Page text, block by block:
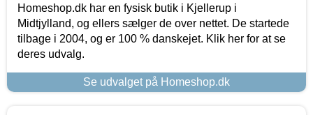
Homeshop.dk har en fysisk butik i Kjellerup i
Midtjylland, og ellers sælger de over nettet. De startede
tilbage i 2004, og er 100 % danskejet. Klik her for at se
deres udvalg.
Se udvalget på Homeshop.dk